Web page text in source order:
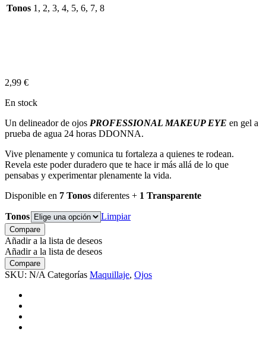
Tonos 1, 2, 3, 4, 5, 6, 7, 8
2,99 €
En stock
Un delineador de ojos PROFESSIONAL MAKEUP EYE en gel a
prueba de agua 24 horas DDONNA.
Vive plenamente y comunica tu fortaleza a quienes te rodean.
Revela este poder duradero que te hace ir más allá de lo que
pensabas y experimentar plenamente la vida.
Disponible en 7 Tonos diferentes + 1 Transparente
Tonos Limpiar
Compare
Añadir a la lista de deseos
Añadir a la lista de deseos
Compare
SKU: N/A Categorías Maquillaje, Ojos